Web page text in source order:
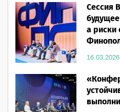
Сессия
а риски
16.03.2026